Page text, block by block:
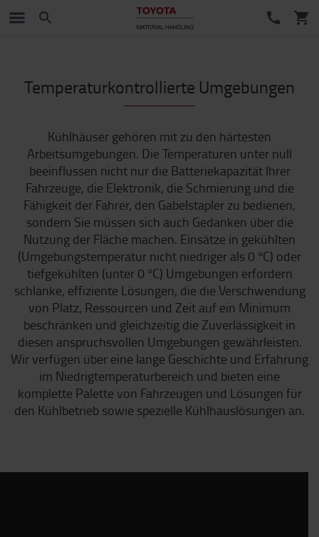
Temperaturkontrollierte Umgebungen
Kühlhäuser gehören mit zu den härtesten
Arbeitsumgebungen. Die Temperaturen unter null
beeinflussen nicht nur die Batteriekapazität Ihrer
Fahrzeuge, die Elektronik, die Schmierung und die
Fähigkeit der Fahrer, den Gabelstapler zu bedienen,
sondern Sie müssen sich auch Gedanken über die
Nutzung der Fläche machen. Einsätze in gekühlten
(Umgebungstemperatur nicht niedriger als 0 °C) oder
tiefgekühlten (unter 0 °C) Umgebungen erfordern
schlanke, effiziente Lösungen, die die Verschwendung
von Platz, Ressourcen und Zeit auf ein Minimum
beschränken und gleichzeitig die Zuverlässigkeit in
diesen anspruchsvollen Umgebungen gewährleisten.
Wir verfügen über eine lange Geschichte und Erfahrung
im Niedrigtemperaturbereich und bieten eine
komplette Palette von Fahrzeugen und Lösungen für
den Kühlbetrieb sowie spezielle Kühlhauslösungen an.